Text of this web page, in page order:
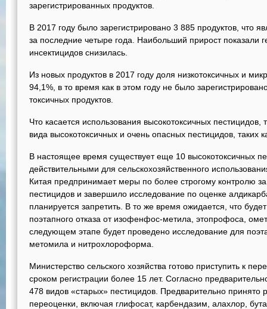
зарегистрированных продуктов.
В 2017 году было зарегистрировано 3 885 продуктов, что
за последние четыре года. Наибольший прирост показали
инсектицидов снизилась.
Из новых продуктов в 2017 году доля низкотоксичных и
94,1%, в то время как в этом году не было
токсичных продуктов.
Что касается использования высокотоксичных
вида высокотоксичных и очень опасных пестицидов, таких
В настоящее время существует еще 10 высокотоксичных
действительными для сельскохозяйственного
Китая предпринимает меры по более строгому контролю
пестицидов и завершило исследование по оценке
планируется запретить. В то же время ожидается, что
поэтапного отказа от изофенфос-метила, этопрофоса,
следующем этапе будет проведено исследование для
метомила и нитрохлороформа.
Министерство сельского хозяйства готово приступить к
сроком регистрации более 15 лет. Согласно
478 видов «старых» пестицидов. Предварительно
переоценки, включая глифосат, карбендазим, алахлор,